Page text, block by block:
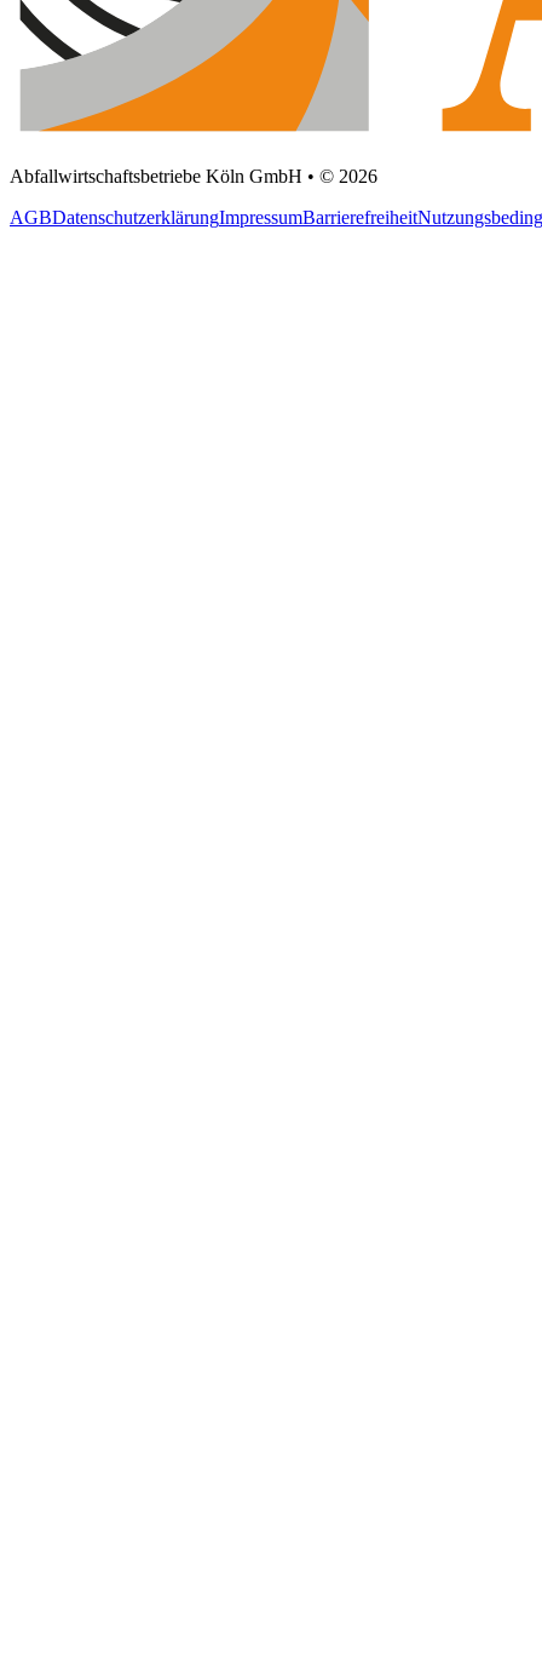
Abfallwirtschaftsbetriebe Köln GmbH • © 2026
AGBDatenschutzerklärungImpressumBarrierefreiheit